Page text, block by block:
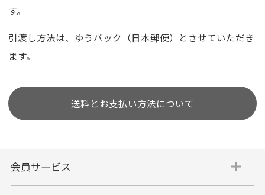
す。
引渡し方法は、ゆうパック（日本郵便）とさせていただき
ます。
送料とお支払い方法について
会員サービス